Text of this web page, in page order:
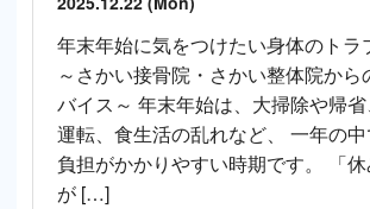
年末年始に気をつけたい身体のトラ
～さかい接骨院・さかい整体院から
バイス～ 年末年始は、大掃除や帰
運転、食生活の乱れなど、 一年の
負担がかかりやすい時期です。 「
が […]